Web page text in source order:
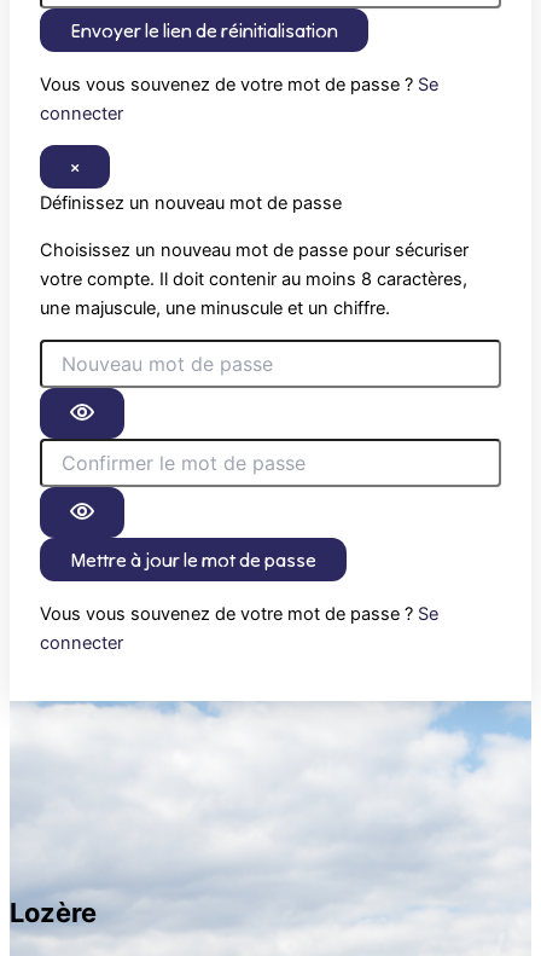
Envoyer le lien de réinitialisation
Vous vous souvenez de votre mot de passe ? Se
connecter
×
Définissez un nouveau mot de passe
Choisissez un nouveau mot de passe pour sécuriser
votre compte. Il doit contenir au moins 8 caractères,
une majuscule, une minuscule et un chiffre.
Mettre à jour le mot de passe
Vous vous souvenez de votre mot de passe ? Se
connecter
Lozère